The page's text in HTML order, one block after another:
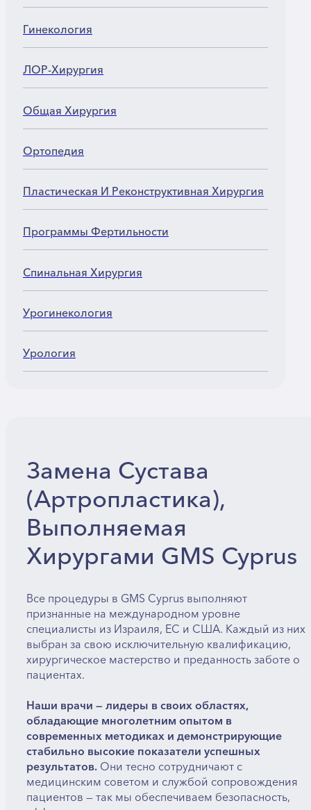
Гинекология
ЛОР-Хирургия
Общая Хирургия
Ортопедия
Пластическая И Реконструктивная Хирургия
Программы Фертильности
Спинальная Хирургия
Урогинекология
Урология
Замена Сустава
(артропластика),
Выполняемая
Хирургами GMS Cyprus
Все процедуры в GMS Cyprus выполняют
признанные на международном уровне
специалисты из Израиля, ЕС и США. Каждый из них
выбран за свою исключительную квалификацию,
хирургическое мастерство и преданность заботе о
пациентах.
Наши врачи — лидеры в своих областях,
обладающие многолетним опытом в
современных методиках и демонстрирующие
стабильно высокие показатели успешных
результатов.Они тесно сотрудничают с
медицинским советом и службой сопровождения
пациентов — так мы обеспечиваем безопасность,